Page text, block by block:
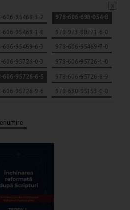
606-95469-3-2 978-606-698-054-8
606-95469-1-8 978-973-88771-6-0
606-95469-6-3 978-606-95469-7-0
606-95726-0-3 978-606-95726-1-0
606-95726-6-5 978-606-95726-8-9
606-95726-9-6 978-630-95153-0-8